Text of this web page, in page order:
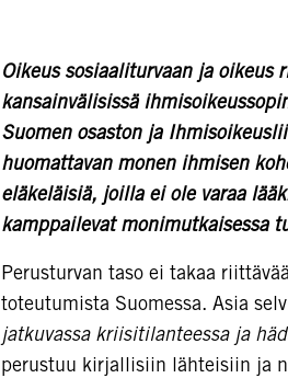
Oikeus sosiaaliturvaan ja
kansainvälisissä
Suomen osaston ja
huomattavan monen ihmisen
eläkeläisiä, joilla ei ole varaa
kamppailevat monimutkaisessa
Perusturvan taso ei takaa
toteutumista Suomessa. Asia
jatkuvassa kriisitilanteessa ja
perustuu kirjallisiin lähteisiin ja